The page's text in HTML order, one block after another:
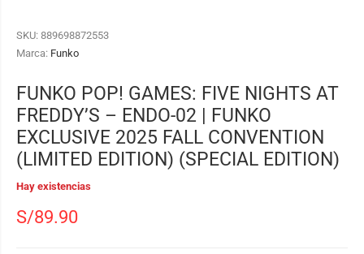
SKU: 889698872553
Marca: Funko
FUNKO POP! GAMES: FIVE NIGHTS AT
FREDDY’S – ENDO-02 | FUNKO
EXCLUSIVE 2025 FALL CONVENTION
(LIMITED EDITION) (SPECIAL EDITION)
Hay existencias
S/89.90